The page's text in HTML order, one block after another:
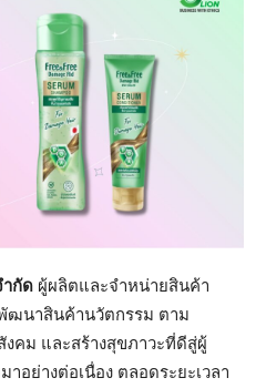
ำกัด ผู้ผลิตและจำหน่ายสินค้า
ฒนาสินค้านวัตกรรม ตาม
คม และสร้างสุขภาวะที่ดีสู่ผู้
อย่างต่อเนื่อง ตลอดระยะเวลา